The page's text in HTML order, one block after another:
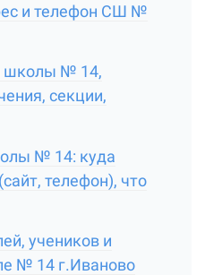
и телефон СШ №
школы № 14,
секции,
№ 14: куда
телефон), что
учеников и
№ 14 г.Иваново